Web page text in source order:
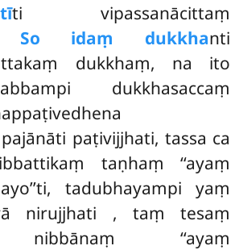
ti vipassanācittaṃ
So idaṃ dukkhanti
dukkhaṃ, na ito
dukkhasaccaṃ
paṭivijjhati, tassa ca
taṇhaṃ ‘‘ayaṃ
tadubhayampi yaṃ
nirujjhati , taṃ tesaṃ
nibbānaṃ ‘‘ayaṃ